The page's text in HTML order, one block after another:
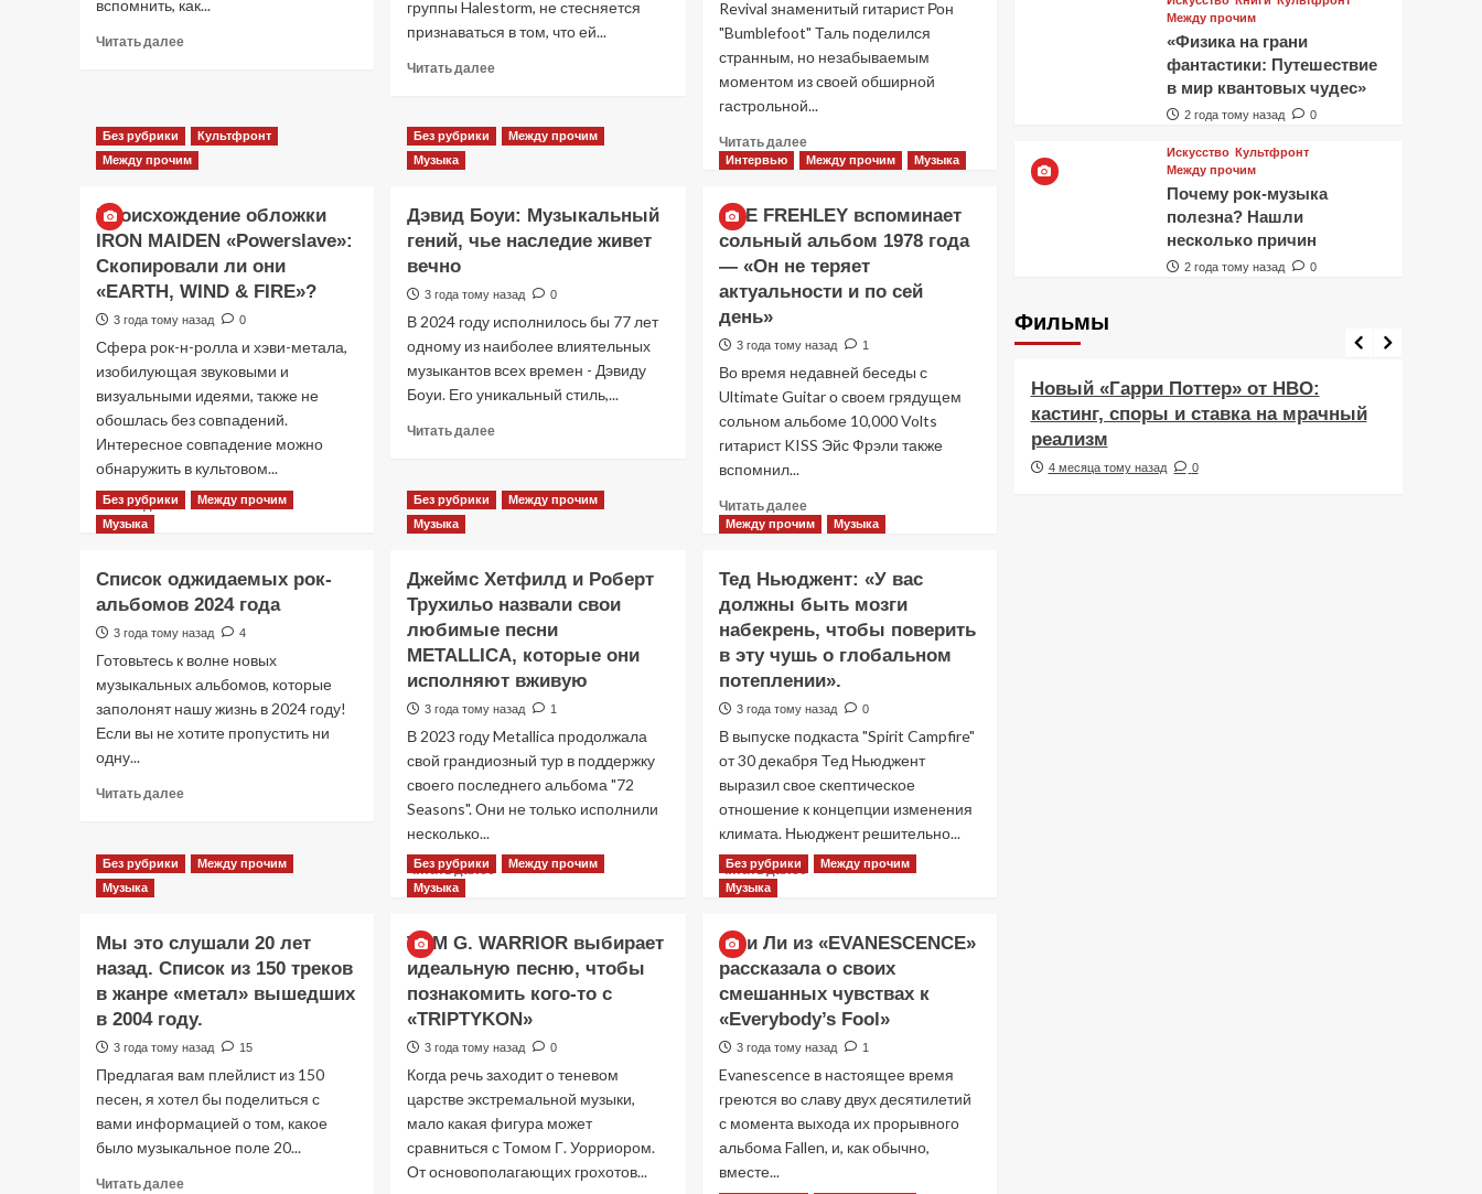
песни
головой
на
соцсети
вспомнить, как...
Читать далееПрочитать
размышляет
о
в
«KISS»
группы Halestorm, не стесняется
признаваться в том, что ей...
Читать далееПрочитать
LZZY
HALE
борьбе
синдромом
и
своем
писательском
Revival знаменитый гитарист Рон
"Bumblefoot" Таль поделился
странным, но незабываемым
моментом из своей обширной
гастрольной...
Читать далееПрочитать
больше
Рону
«BUMBLEFOOT»
Талю
угрожали
что
испортил
соло
N’
ROSES»
Без рубрики
Культфронт
Между прочим
Происхождение обложки
IRON MAIDEN «Powerslave»:
Скопировали ли они
«EARTH, WIND & FIRE»?
3 года тому назад 0
Сфера рок-н-ролла и хэви-метала,
изобилующая звуковыми и
визуальными идеями, также не
обошлась без совпадений.
Интересное совпадение можно
обнаружить в культовом...
Читать далее
Прочитать
обложки
IRON
MAIDEN
Скопировали
ли
они
«EARTH,
FIRE»?
Без рубрики
Между прочим
Музыка
Дэвид Боуи: Музыкальный
гений, чье наследие живет
вечно
3 года тому назад 0
В 2024 году исполнилось бы 77 лет
одному из наиболее влиятельных
музыкантов всех времен - Дэвиду
Боуи. Его уникальный стиль,...
Читать далееПрочитать
Дэвид
Боуи:
чье
наследие
живет
вечно
Интервью Между прочим Музыка
ACE FREHLEY вспоминает
сольный альбом 1978 года
— «Он не теряет
актуальности и по сей
день»
3 года тому назад 1
Во время недавней беседы с
Ultimate Guitar о своем грядущем
сольном альбоме 10,000 Volts
гитарист KISS Эйс Фрэли также
вспомнил...
Читать далееПрочитать
больше
FREHLEY
вспоминает
сольный
альбом
года
—
«Он
теряет
актуальности
и
по
сей
день»
Без рубрики
Между прочим
Музыка
Список оджидаемых рок-
альбомов 2024 года
3 года тому назад 4
Готовьтесь к волне новых
музыкальных альбомов, которые
заполонят нашу жизнь в 2024 году!
Если вы не хотите пропустить ни
одну...
Читать далееПрочитать
Список
оджидаемых
2024
года
Без рубрики
Между прочим
Музыка
Джеймс Хетфилд и Роберт
Трухильо назвали свои
любимые песни
METALLICA, которые они
исполняют вживую
3 года тому назад 1
В 2023 году Metallica продолжала
свой грандиозный тур в поддержку
своего последнего альбома "72
Seasons". Они не только исполнили
несколько...
Читать далее Прочитать
Хетфилд
и
Роберт
Трухильо
свои
любимые
песни
METALLICA,
которые
исполняют
Между прочим Музыка
Тед Ньюджент: «У вас
должны быть мозги
набекрень, чтобы поверить
в эту чушь о глобальном
потеплении».
3 года тому назад 0
В выпуске подкаста "Spirit Campfire"
от 30 декабря Тед Ньюджент
выразил свое скептическое
отношение к концепции изменения
климата. Ньюджент решительно...
Читать далее Прочитать
Ньюджент:
«У
вас
должны
быть
мозги
набекрень,
чтобы
поверить
в
эту
Без рубрики
Между прочим
Музыка
Мы это слушали 20 лет
назад. Список из 150 треков
в жанре «метал» вышедших
в 2004 году.
3 года тому назад 15
Предлагая вам плейлист из 150
песен, я хотел бы поделиться с
вами информацией о том, какое
было музыкальное поле 20...
Читать далееПрочитать
Без рубрики
Между прочим
Музыка
TOM G. WARRIOR выбирает
идеальную песню, чтобы
познакомить кого-то с
«TRIPTYKON»
3 года тому назад 0
Когда речь заходит о теневом
царстве экстремальной музыки,
мало какая фигура может
сравниться с Томом Г. Уорриором.
От основополагающих грохотов...
Без рубрики
Между прочим
Музыка
Эми Ли из «EVANESCENCE»
рассказала о своих
смешанных чувствах к
«Everybody’s Fool»
3 года тому назад 1
Evanescence в настоящее время
греются во славу двух десятилетий
с момента выхода их прорывного
альбома Fallen, и, как обычно,
вместе...
Между прочим
«Физика на грани
фантастики: Путешествие
в мир квантовых чудес»
2 года тому назад 0
Искусство Культфронт
Между прочим
Почему рок-музыка
полезна? Нашли
несколько причин
2 года тому назад 0
Фильмы
«Как приручить лису»: триллер,
который охотится не за маньяком, а
за человеческими слабостями
10 месяцев тому назад
Фильмы
Новый «Гарри Поттер» от HBO:
кастинг, споры и ставка на мрачный
реализм
4 месяца тому назад 0